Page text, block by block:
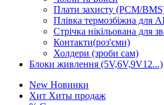
Плати захисту (PCM/
Плівка термозбіжна для
Стрічка нікільована для
Контакти(роз'єми)
Холдери (зроби сам)
Блоки живлення (5V,6V,9V12...)
New Новинки
Хит Хиты продаж